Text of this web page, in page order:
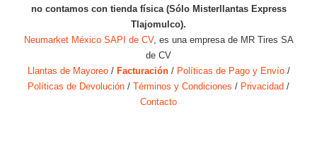
no contamos con tienda física (Sólo Misterllantas Express
Tlajomulco).
Neumarket México SAPI de CV, es una empresa de MR Tires SA
de CV
Llantas de Mayoreo/ Facturación/ Políticas de Pago y Envío/
Políticas de Devolución / Términos y Condiciones / Privacidad /
Contacto